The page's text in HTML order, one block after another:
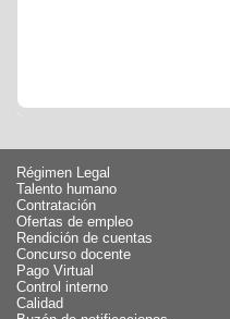
Régimen Legal
Talento humano
Contratación
Ofertas de empleo
Rendición de cuentas
Concurso docente
Pago Virtual
Control interno
Calidad